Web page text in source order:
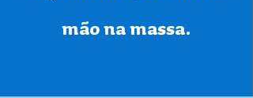
mão na massa.